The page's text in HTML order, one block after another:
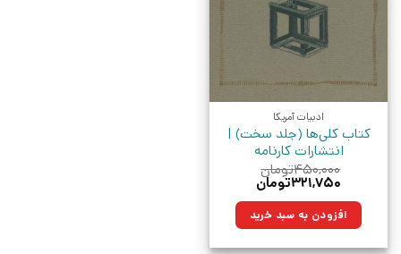
ادبیات آمریکا
کتاب کلی‌ها (جلد سخت) |
انتشارات کارنامه
۴۵۰,۰۰۰تومان
قیمت
۴۵۰,۰۰۰تومان
بود.
۳۲۱,۷۵۰تومان
۳۲۱,۷۵۰تومان.افزودن به سبد خرید